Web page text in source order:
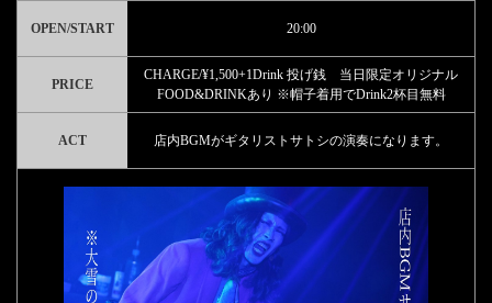
OPEN/START 20:00
PRICE
CHARGE/¥1,500+1Drink 投げ銭 当日限定オリジナル
FOOD&DRINKあり ※帽子着用でDrink2杯目無料
ACT 店内BGMがギタリストサトシの演奏になります。